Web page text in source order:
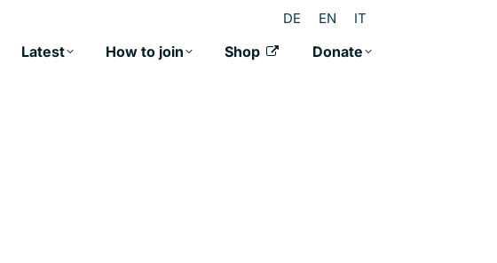
DE EN IT
Latest How to join Shop Donate